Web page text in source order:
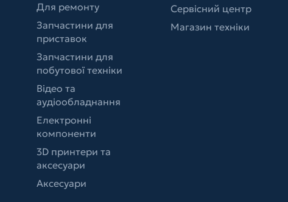
Для ремонту
Запчастини для
приставок
Запчастини для
побутової техніки
Відео та
аудіообладнання
Електронні
компоненти
3D принтери та
аксесуари
Аксесуари
Сервісний центр
Магазин техніки